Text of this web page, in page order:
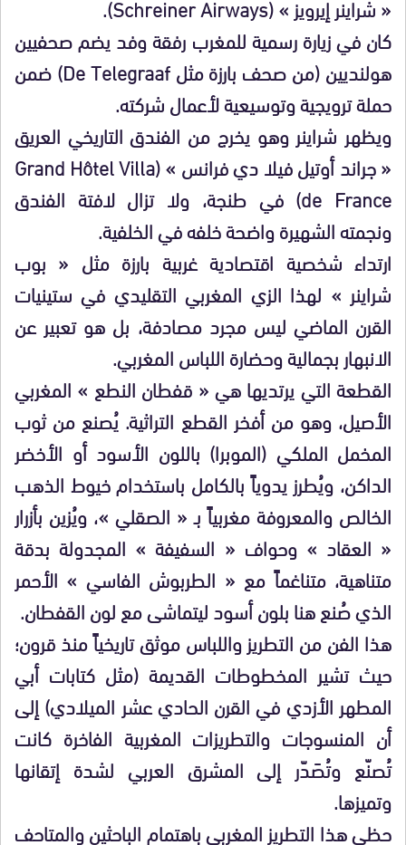
« شراينر إيرويز » (Schreiner Airways).
كان في زيارة رسمية للمغرب رفقة وفد يضم صحفيين
هولنديين (من صحف بارزة مثل De Telegraaf) ضمن
حملة ترويجية وتوسيعية لأعمال شركته.
ويظهر شراينر وهو يخرج من الفندق التاريخي العريق
« جراند أوتيل فيلا دي فرانس » (Grand Hôtel Villa
de France) في طنجة، ولا تزال لافتة الفندق
ونجمته الشهيرة واضحة خلفه في الخلفية.
ارتداء شخصية اقتصادية غربية بارزة مثل « بوب
شراينر » لهذا الزي المغربي التقليدي في ستينيات
القرن الماضي ليس مجرد مصادفة، بل هو تعبير عن
الانبهار بجمالية وحضارة اللباس المغربي.
القطعة التي يرتديها هي « قفطان النطع » المغربي
الأصيل، وهو من أفخر القطع التراثية. يُصنع من ثوب
المخمل الملكي (الموبرا) باللون الأسود أو الأخضر
الداكن، ويُطرز يدوياً بالكامل باستخدام خيوط الذهب
الخالص والمعروفة مغربياً بـ « الصقلي »، ويُزين بأزرار
« العقاد » وحواف « السفيفة » المجدولة بدقة
متناهية، متناغماً مع « الطربوش الفاسي » الأحمر
الذي صُنع هنا بلون أسود ليتماشى مع لون القفطان.
هذا الفن من التطريز واللباس موثق تاريخياً منذ قرون؛
حيث تشير المخطوطات القديمة (مثل كتابات أبي
المطهر الأزدي في القرن الحادي عشر الميلادي) إلى
أن المنسوجات والتطريزات المغربية الفاخرة كانت
تُصنّع وتُصَدّر إلى المشرق العربي لشدة إتقانها
وتميزها.
حظي هذا التطريز المغربي باهتمام الباحثين والمتاحف